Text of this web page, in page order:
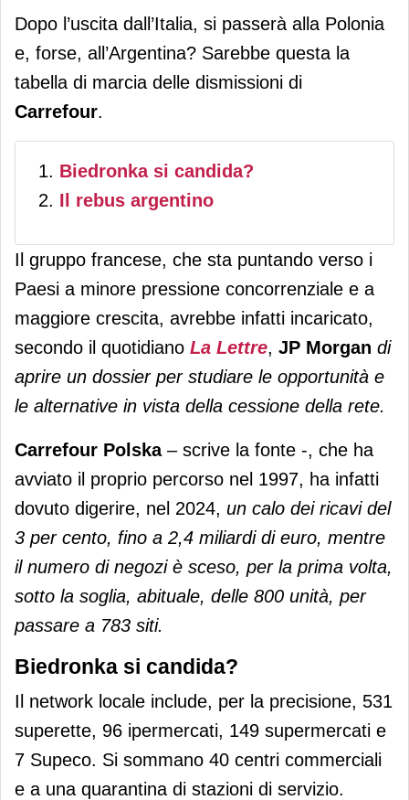
Carrefour si prepara a lasciare anche
la Polonia e l'Argentina?
Dopo l’uscita dall’Italia, si passerà alla Polonia
e, forse, all’Argentina? Sarebbe questa la
tabella di marcia delle dismissioni di
Carrefour.
Biedronka si candida?
Il rebus argentino
Il gruppo francese, che sta puntando verso i
Paesi a minore pressione concorrenziale e a
maggiore crescita, avrebbe infatti incaricato,
secondo il quotidiano La Lettre, JP Morgan di
aprire un dossier per studiare le opportunità e
le alternative in vista della cessione della rete.
Carrefour Polska– scrive la fonte -, che ha
avviato il proprio percorso nel 1997, ha infatti
dovuto digerire, nel 2024, un calo dei ricavi del
3 per cento, fino a 2,4 miliardi di euro, mentre
il numero di negozi è sceso, per la prima volta,
sotto la soglia, abituale, delle 800 unità, per
passare a 783 siti.
Biedronka si candida?
Il network locale include, per la precisione, 531
superette, 96 ipermercati, 149 supermercati e
7 Supeco. Si sommano 40 centri commerciali
e a una quarantina di stazioni di servizio.